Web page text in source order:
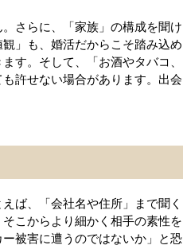
さらに、「家族」の構成を聞け
」も、婚活だからこそ踏み込め
す。そして、「お酒やタバコ、
許せない場合があります。出会
ば、「会社名や住所」まで聞く
こからより細かく相手の素性を
被害に遭うのではないか」と恐